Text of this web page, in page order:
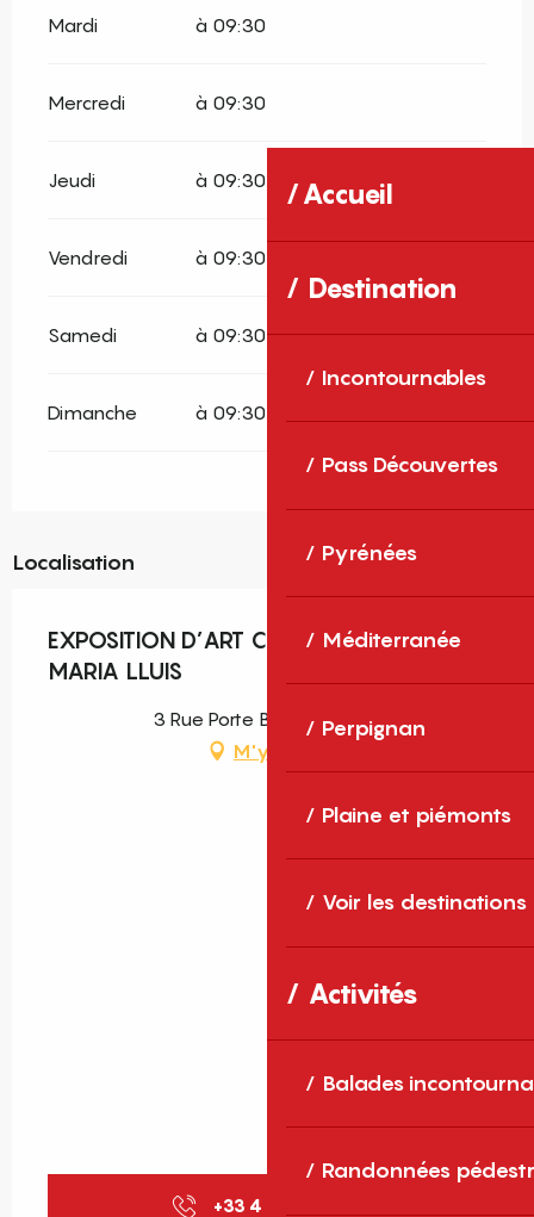
Accueil
Destination
Incontournables
Pass Découvertes
Pyrénées
Méditerranée
Perpignan
Plaine et piémonts
Voir les destinations
Activités
Balades
Randonnées
Mardi à 09:30
Mercredi à 09:30
Jeudi à 09:30
Vendredi à 09:30
Samedi à 09:30
Dimanche à 09:30
Localisation
EXPOSITION D’ART CONTEMPORAIN :
MARIA LLUIS
3 Rue Porte Balaguer, Elne
M'y rendre
+33 4 68 22 88